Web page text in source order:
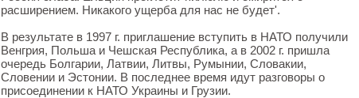
расширением. Никакого ущерба для нас не будет'.
В результате в 1997 г. приглашение вступить в НАТО получили
Венгрия, Польша и Чешская Республика, а в 2002 г. пришла
очередь Болгарии, Латвии, Литвы, Румынии, Словакии,
Словении и Эстонии. В последнее время идут разговоры о
присоединении к НАТО Украины и Грузии.